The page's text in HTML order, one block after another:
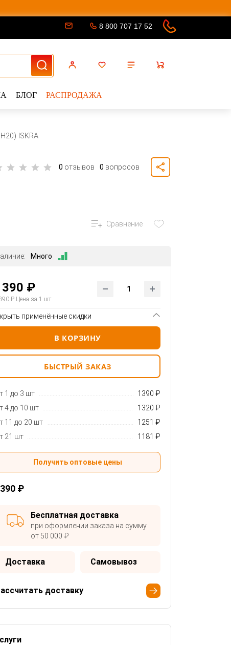
8 800 707 17 52
БЛОГ РАСПРОДАЖА
ISKRA
0 отзывов 0 вопросов
Сравнение
Много
₽
₽Цена за 1 шт
применённые скидки
В КОРЗИНУ
БЫСТРЫЙ ЗАКАЗ
1 до 3 шт
1390 ₽
4 до 10 шт
1320 ₽
11 до 20 шт
1251 ₽
21 шт
1181 ₽
Получить оптовые цены
₽
Бесплатная доставка
при оформлении заказа на сумму
от 50 000 ₽
Доставка Самовывоз
доставку